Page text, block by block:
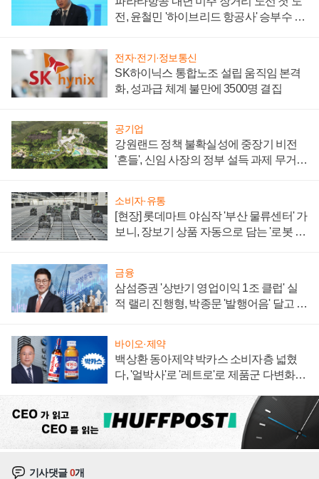
전, 윤철민 '하이브리드 항공사' 승부수 통
전자·전기·정보통신
SK하이닉스 통합노조 설립 움직임 본격
화, 성과급 체계 불만에 3500명 결집
공기업
강원랜드 정책 불확실성에 중장기 비전
'흔들', 신임 사장의 정부 설득 과제 무거워
소비자·유통
[현장] 롯데마트 야심작 '부산 물류센터' 가
보니, 장보기 상품 자동으로 담는 '로봇 40
금융
삼섬증권 '상반기 영업이익 1조 클럽' 실
적 랠리 진행형, 박종문 '발행어음' 달고 연
바이오·제약
백상환 동아제약 박카스 소비자층 넓혔
다, '얼박사'로 '레트로'로 제품군 다변화
기사댓글0개